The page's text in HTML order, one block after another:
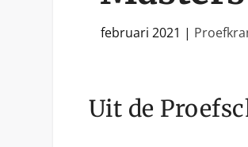
februari 2021 |
Uit de